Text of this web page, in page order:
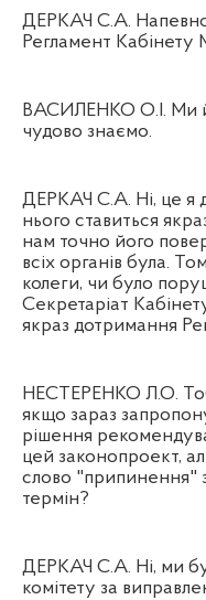
ДЕРКАЧ С.А.
Регламент Кабінету
ВАСИЛЕНКО О.І. Ми
чудово знаємо.
ДЕРКАЧ С.А. Ні, це я
нього ставиться
нам точно його
всіх органів була.
колеги, чи було
Секретаріат
якраз дотримання
НЕСТЕРЕНКО Л.О.
якщо зараз
рішення
цей законопроект,
слово "припинення"
термін?
ДЕРКАЧ С.А. Ні, ми
комітету за